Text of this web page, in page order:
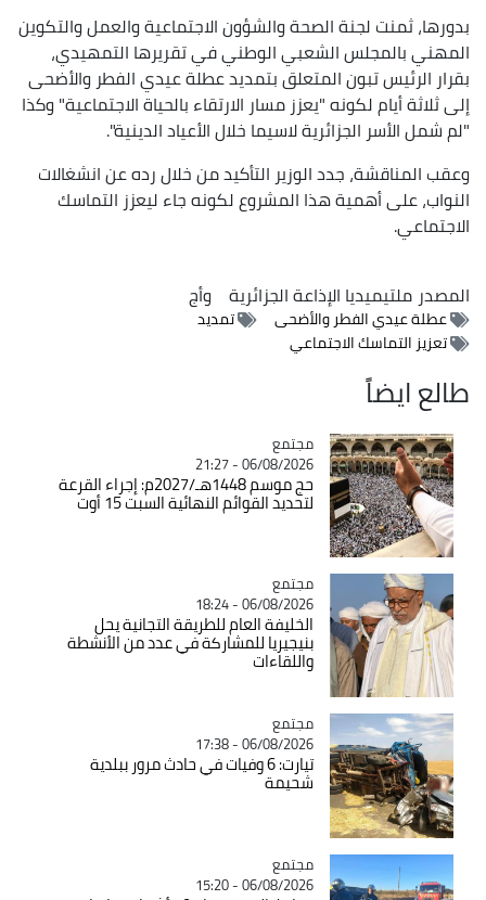
بدورها، ثمنت لجنة الصحة والشؤون الاجتماعية والعمل والتكوين
المهني بالمجلس الشعبي الوطني في تقريرها التمهيدي،
بقرار الرئيس تبون المتعلق بتمديد عطلة عيدي الفطر والأضحى
إلى ثلاثة أيام لكونه "يعزز مسار الارتقاء بالحياة الاجتماعية" وكذا
"لم شمل الأسر الجزائرية لاسيما خلال الأعياد الدينية".
وعقب المناقشة، جدد الوزير التأكيد من خلال رده عن انشغالات
النواب، على أهمية هذا المشروع لكونه جاء ليعزز التماسك
الاجتماعي.
المصدرملتيميديا الإذاعة الجزائرية وأج
عطلة عيدي الفطر والأضحى
تمديد
تعزيز التماسك الاجتماعي
طالع ايضاً
Catégorie
مجتمع
06/08/2026 - 21:27
حج موسم 1448هـ/2027م: إجراء القرعة
لتحديد القوائم النهائية السبت 15 أوت
Catégorie
مجتمع
06/08/2026 - 18:24
الخليفة العام للطريقة التجانية يحل
بنيجيريا للمشاركة في عدد من الأنشطة
واللقاءات
Catégorie
مجتمع
06/08/2026 - 17:38
تيارت: 6 وفيات في حادث مرور ببلدية
شحيمة
Catégorie
مجتمع
06/08/2026 - 15:20